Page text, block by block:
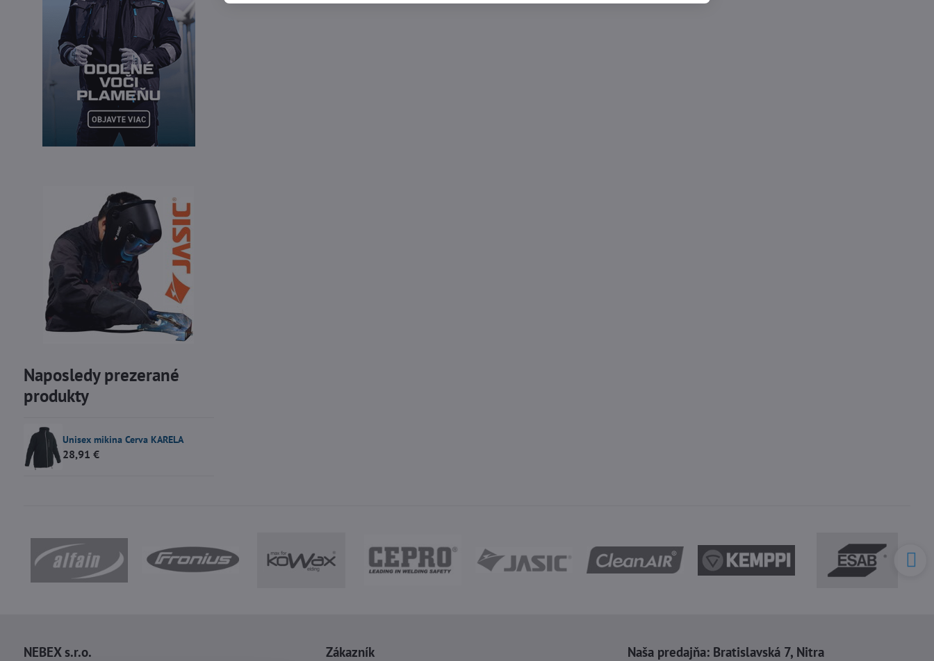
Naposledy prezerané
produkty
Unisex mikina Cerva KARELA
28,91 €
NEBEX s.r.o. Zákazník Naša predajňa: Bratislavská 7, Nitra